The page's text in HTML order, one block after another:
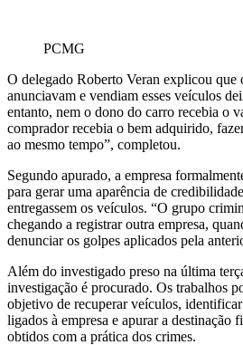
PCMG
O delegado Roberto Veran explicou que
anunciavam e vendiam esses veículos
entanto, nem o dono do carro recebia o
comprador recebia o bem adquirido,
ao mesmo tempo”, completou.
Segundo apurado, a empresa
para gerar uma aparência de
entregassem os veículos. “O grupo
chegando a registrar outra empresa,
denunciar os golpes aplicados pela
Além do investigado preso na última
investigação é procurado. Os trabalhos
objetivo de recuperar veículos,
ligados à empresa e apurar a destinação
obtidos com a prática dos crimes.